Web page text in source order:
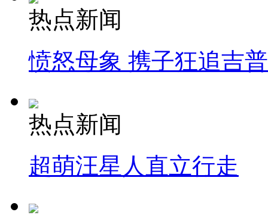
热点新闻
愤怒母象 携子狂追吉
热点新闻
超萌汪星人直立行走